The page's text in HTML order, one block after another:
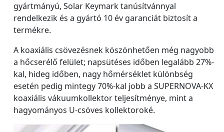
gyártmányú, Solar Keymark tanúsítvánnyal
rendelkezik és a gyártó 10 év garanciát biztosít a
termékre.
A koaxiális csövezésnek köszönhetően még nagyobb
a hőcserélő felület; napsütéses időben legalább 27%-
kal, hideg időben, nagy hőmérséklet különbség
esetén pedig mintegy 70%-kal jobb a SUPERNOVA-KX
koaxiális vákuumkollektor teljesítménye, mint a
hagyományos U-csöves kollektoroké.